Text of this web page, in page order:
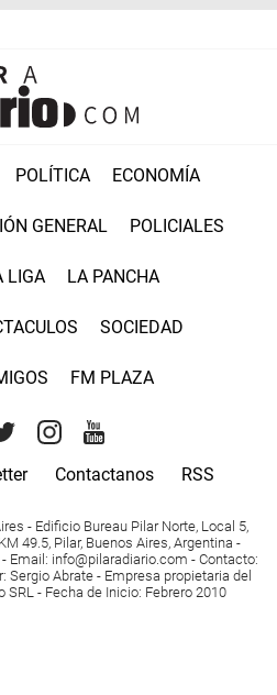
POLÍTICA ECONOMÍA
GENERAL POLICIALES
LIGA LA PANCHA
SOCIEDAD
FM PLAZA
Contactanos RSS
- Edificio Bureau Pilar Norte, Local 5,
49.5, Pilar, Buenos Aires, Argentina -
Email : info@pilaradiario.com - Contacto:
: Sergio Abrate - Empresa propietaria del
SRL - Fecha de Inicio: Febrero 2010